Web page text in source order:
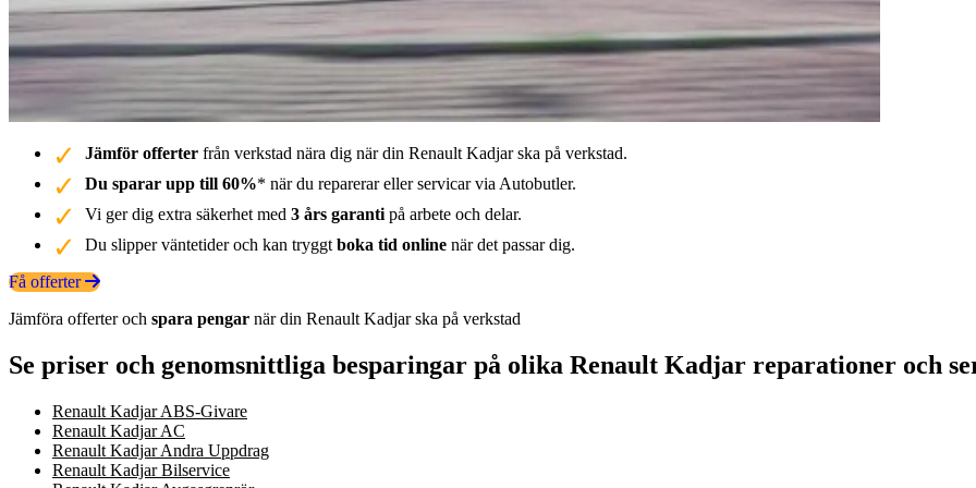
Jämför offerter från verkstad nära dig när din Renault Kadjar ska på verkstad.
Du sparar upp till 60%* när du reparerar eller servicar via Autobutler.
Vi ger dig extra säkerhet med 3 års garanti på arbete och delar.
Du slipper väntetider och kan tryggt boka tid online när det passar dig.
Få offerter
Jämföra offerter och spara pengar när din Renault Kadjar ska på verkstad
Se priser och genomsnittliga besparingar på olika Renault Kadjar reparationer och
Renault Kadjar ABS-Givare
Renault Kadjar AC
Renault Kadjar Andra Uppdrag
Renault Kadjar Bilservice